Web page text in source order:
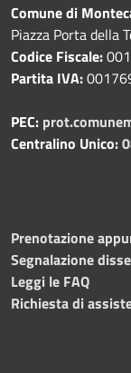
Comune di
Piazza Porta della
Codice Fiscale:
Partita IVA:
PEC:
Centralino Unico:
Prenotazione
Segnalazione
Leggi le FAQ
Richiesta di